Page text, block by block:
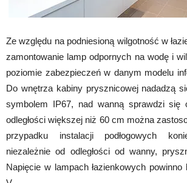
Ze względu na podniesioną wilgotność w
zamontowanie lamp odpornych na wodę i
poziomie zabezpieczeń w danym modelu
Do wnętrza kabiny prysznicowej nadadzą
symbolem IP67, nad wanną sprawdzi się
odległości większej niż 60 cm można
przypadku instalacji podłogowych
niezależnie od odległości od wanny,
Napięcie w lampach łazienkowych